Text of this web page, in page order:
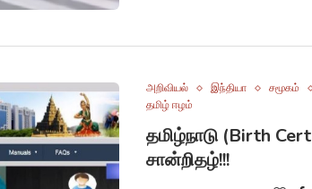
அறிவியல் இந்தியா சமூகம்
தமிழ் ஈழம்
தமிழ்நாடு (Birth
சான்றிதழ்!!!